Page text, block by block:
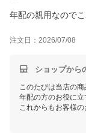
年配の親用なので
注文日：2026/07/08
ショップから
このたびは当店の
年配の方のお役に立
これからもお客様